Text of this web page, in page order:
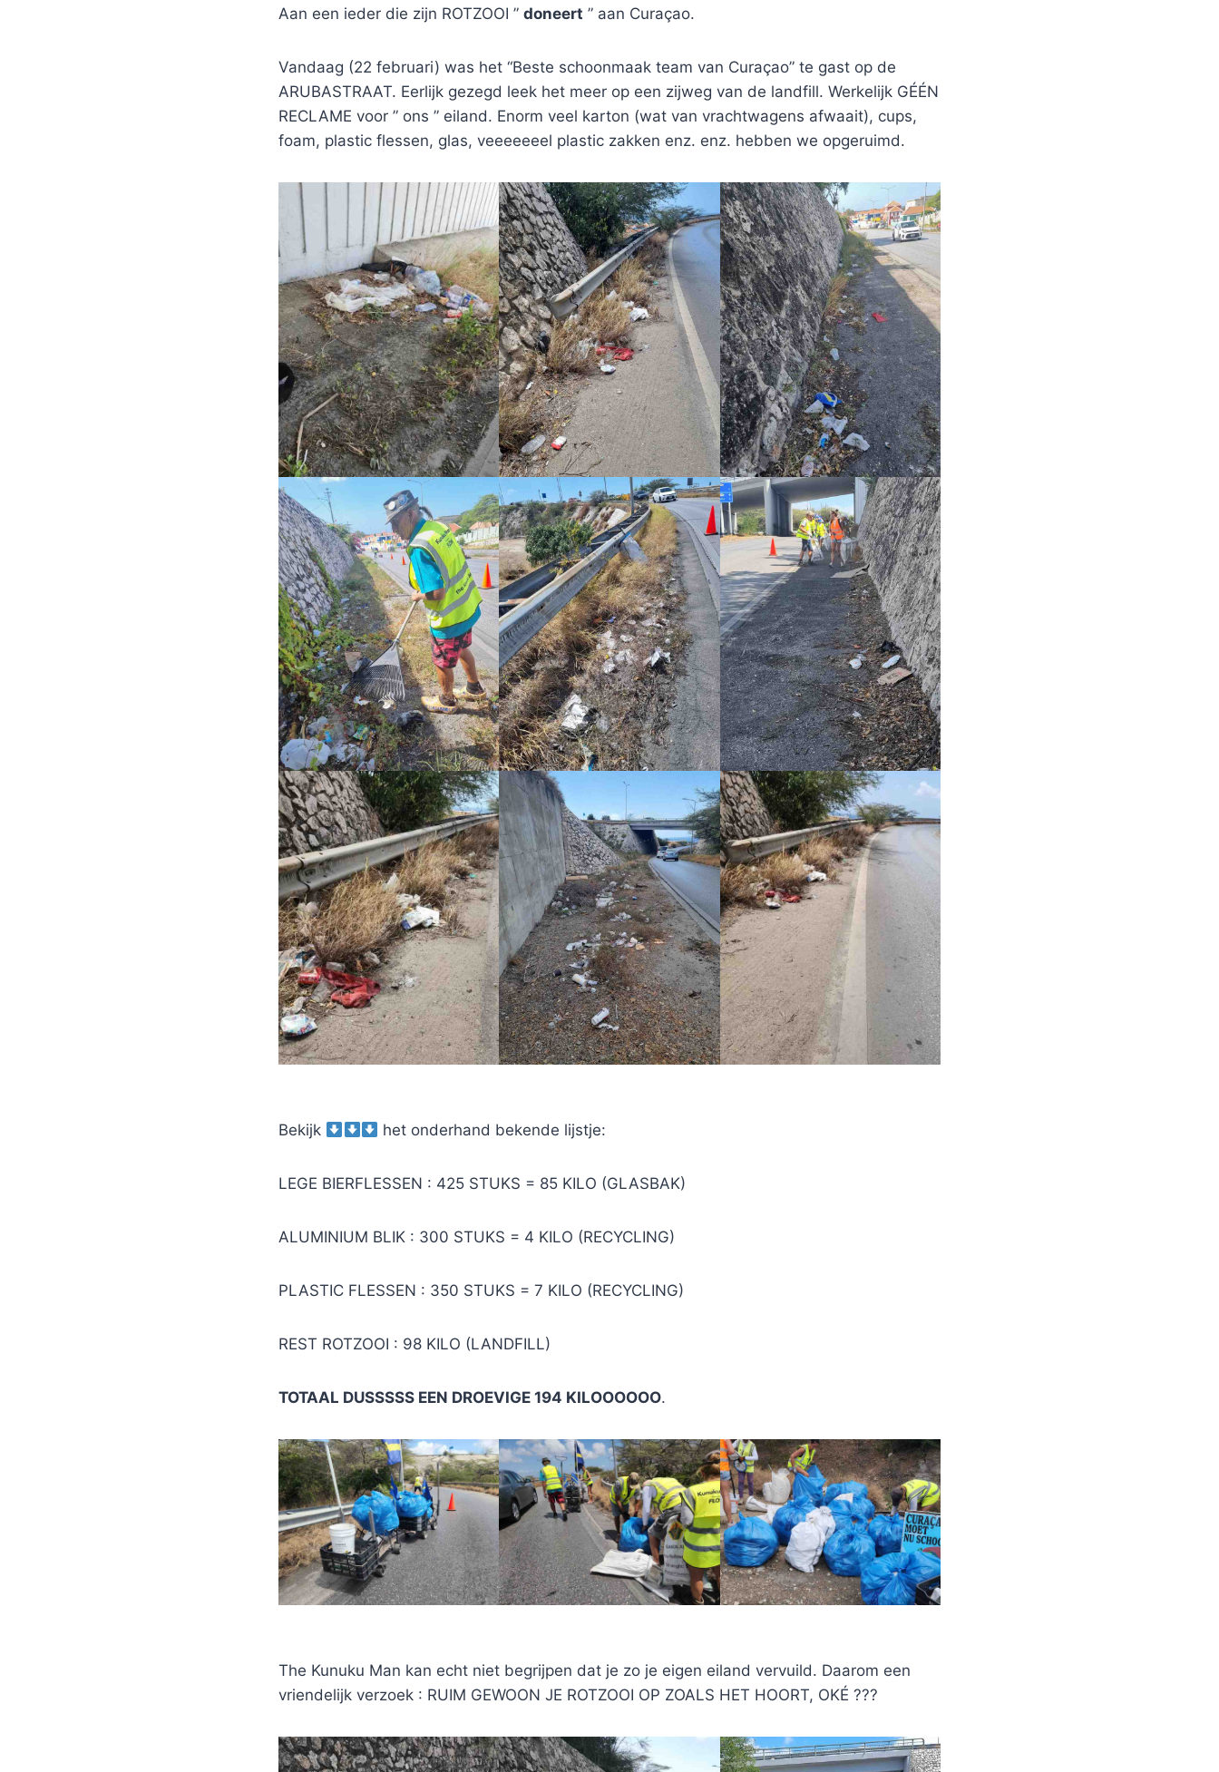
Aan een ieder die zijn ROTZOOI ” doneert ” aan Curaçao.
Vandaag (22 februari) was het “Beste schoonmaak team van Curaçao” te gast op de
ARUBASTRAAT. Eerlijk gezegd leek het meer op een zijweg van de landfill. Werkelijk GÉÉN
RECLAME voor ” ons ” eiland. Enorm veel karton (wat van vrachtwagens afwaait), cups,
foam, plastic flessen, glas, veeeeeeel plastic zakken enz. enz. hebben we opgeruimd.
Bekijk het onderhand bekende lijstje:
LEGE BIERFLESSEN : 425 STUKS = 85 KILO (GLASBAK)
ALUMINIUM BLIK : 300 STUKS = 4 KILO (RECYCLING)
PLASTIC FLESSEN : 350 STUKS = 7 KILO (RECYCLING)
REST ROTZOOI : 98 KILO (LANDFILL)
TOTAAL DUSSSSS EEN DROEVIGE 194 KILOOOOOO.
The Kunuku Man kan echt niet begrijpen dat je zo je eigen eiland vervuild. Daarom een
vriendelijk verzoek : RUIM GEWOON JE ROTZOOI OP ZOALS HET HOORT, OKÉ ???